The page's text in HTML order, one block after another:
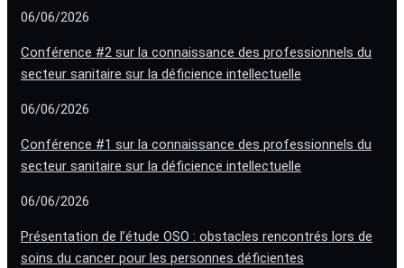
06/06/2026
Conférence #2 sur la connaissance des professionnels du
secteur sanitaire sur la déficience intellectuelle
06/06/2026
Conférence #1 sur la connaissance des professionnels du
secteur sanitaire sur la déficience intellectuelle
06/06/2026
Présentation de l’étude OSO : obstacles rencontrés lors de
soins du cancer pour les personnes déficientes